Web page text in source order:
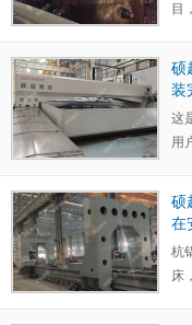
目
硕
装
这
用
硕
在
杭
床